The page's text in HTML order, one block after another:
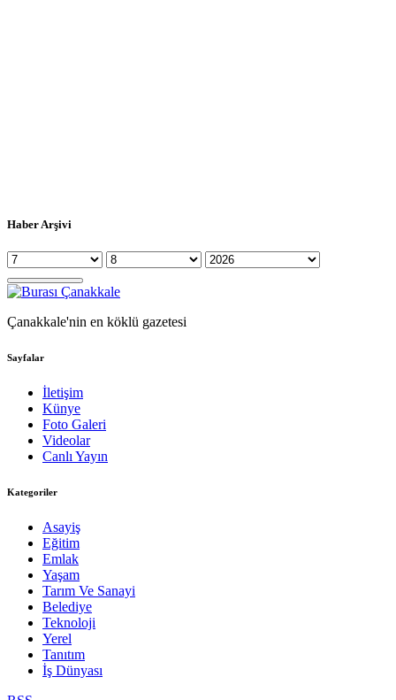
Haber Arşivi
Çanakkale'nin en köklü gazetesi
Sayfalar
İletişim
Künye
Foto Galeri
Videolar
Canlı Yayın
Kategoriler
Asayiş
Eğitim
Emlak
Yaşam
Tarım Ve Sanayi
Belediye
Teknoloji
Yerel
Tanıtım
İş Dünyası